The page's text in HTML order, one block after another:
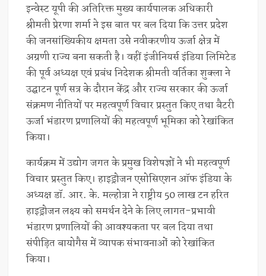
इन्वेस्ट यूपी की अतिरिक्त मुख्य कार्यपालक अधिकारी
श्रीमती प्रेरणा शर्मा ने इस बात पर बल दिया कि उत्तर प्रदेश
की जनसांख्यिकीय क्षमता उसे नवीकरणीय ऊर्जा क्षेत्र में
अग्रणी राज्य बना सकती है। वहीं इंजीनियर्स इंडिया लिमिटेड
की पूर्व अध्यक्ष एवं प्रबंध निदेशक श्रीमती वर्तिका शुक्ला ने
उद्घाटन पूर्ण सत्र के दौरान केंद्र और राज्य सरकार की ऊर्जा
संक्रमण नीतियों पर महत्वपूर्ण विचार प्रस्तुत किए तथा बैटरी
ऊर्जा भंडारण प्रणालियों की महत्वपूर्ण भूमिका को रेखांकित
किया।
कार्यक्रम में उद्योग जगत के प्रमुख विशेषज्ञों ने भी महत्वपूर्ण
विचार प्रस्तुत किए। हाइड्रोजन एसोसिएशन ऑफ इंडिया के
अध्यक्ष डॉ. आर. के. मल्होत्रा ने राष्ट्रीय 50 लाख टन हरित
हाइड्रोजन लक्ष्य को समर्थन देने के लिए लागत-प्रभावी
भंडारण प्रणालियों की आवश्यकता पर बल दिया तथा
संपीड़ित बायोगैस में व्यापक संभावनाओं को रेखांकित
किया।